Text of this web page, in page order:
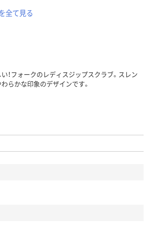
全て見る
！フォークのレディスジップスクラブ。スレン
らかな印象のデザインです。